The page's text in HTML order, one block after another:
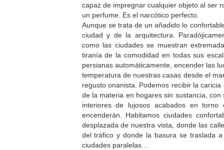
capaz de impregnar cualquier objeto al ser
un perfume. Es el narcótico perfecto.
Aunque se trata de un añadido lo
ciudad y de la arquitectura.
como las ciudades se muestran
tiranía de la comodidad en todas sus
persianas automáticamente, encender las
temperatura de nuestras casas desde el
regusto onanista. Podemos recibir la
de la materia en hogares sin sustancia,
interiores de lujosos acabados en torno
encenderán. Habitamos ciudades
desplazada de nuestra vista, donde las
del tráfico y donde la basura se traslada
ciudades paralelas...